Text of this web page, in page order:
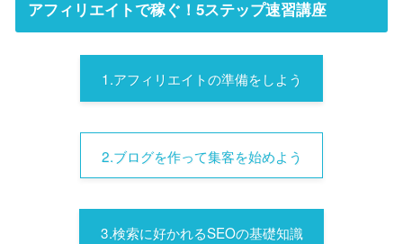
アフィリエイトで稼ぐ！5ステップ速習講座
1.アフィリエイトの準備をしよう
2.ブログを作って集客を始めよう
3.検索に好かれるSEOの基礎知識